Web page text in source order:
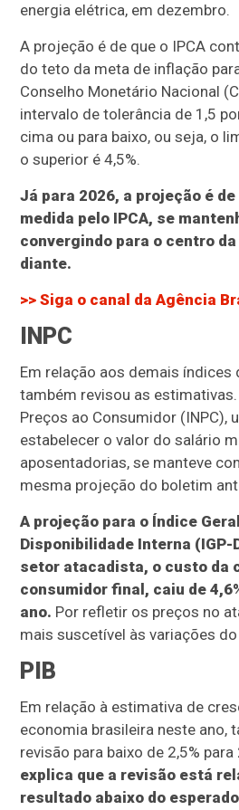
energia elétrica, em dezembro.
A projeção é de que o IPCA
do teto da meta de inflação
Conselho Monetário Nacional
intervalo de tolerância de 1,5
cima ou para baixo, ou seja, o
o superior é 4,5%.
Já para 2026, a projeção é
medida pelo IPCA, se
convergindo para o centro
diante.
>> Siga o canal daAgência
INPC
Em relação aos demais índices
também revisou as
Preços ao Consumidor (INPC),
estabelecer o valor do salário
aposentadorias, se manteve
mesma projeção do boletim
A projeção para o Índice
Disponibilidade Interna (IGP-
setor atacadista, o custo da
consumidor final, caiu de
ano. Por refletir os preços no
mais suscetível às variações
PIB
Em relação à estimativa de
economia brasileira neste ano,
revisão para baixo de 2,5% para
explica que a revisão está
resultado abaixo do